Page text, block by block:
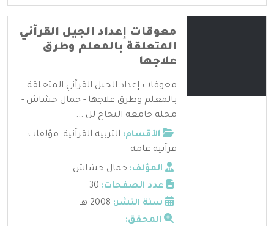
معوقات إعداد الجيل القرآني
المتعلقة بالمعلم وطرق
علاجها
معوقات إعداد الجيل القرآني المتعلقة
بالمعلم وطرق علاجها - جمال حشاش -
مجلة جامعة النجاح لل ...
الأقسام: التربية القرآنية, مؤلفات
قرآنية عامة
المؤلف: جمال حشاش
عدد الصفحات:
سنة النشر:
المحقق: ---